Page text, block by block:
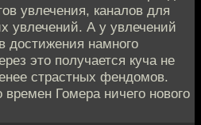
увлечения, каналов для
увлечений. А у увлечений
достижения намного
это получается куча не
страстных фендомов.
времен Гомера ничего нового